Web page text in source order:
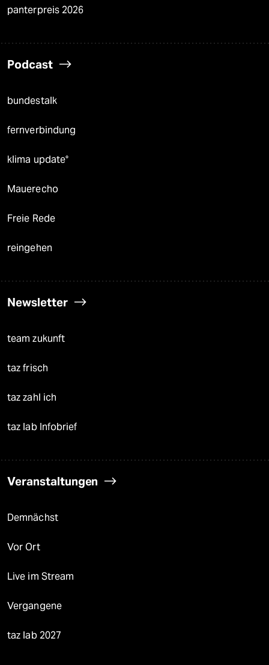
panterpreis 2026
Podcast
bundestalk
fernverbindung
klima update°
Mauerecho
Freie Rede
reingehen
Newsletter
team zukunft
taz frisch
taz zahl ich
taz lab Infobrief
Veranstaltungen
Demnächst
Vor Ort
Live im Stream
Vergangene
taz lab 2027